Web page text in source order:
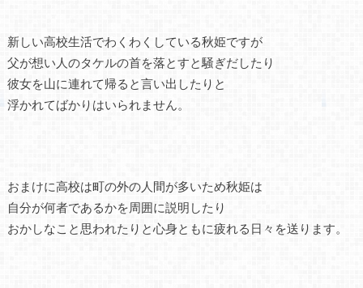
新しい高校生活でわくわくしている秋姫ですが
父が想い人のタケルの首を落とすと騒ぎだしたり
彼女を山に連れて帰ると言い出したりと
浮かれてばかりはいられません。
おまけに高校は町の外の人間が多いため秋姫は
自分が何者であるかを周囲に説明したり
おかしなこと思われたりと心身ともに疲れる日々を送ります。